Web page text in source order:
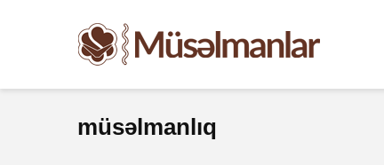
müsəlmanlıq